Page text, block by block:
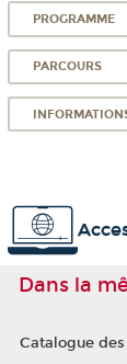
PROGRAMME
PARCOURS
Dans la
Catalogue